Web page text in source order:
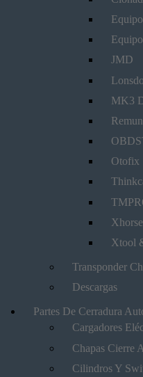
JMD
MK3
Otofix
Xhorse
Xtool
Transponder
Descargas
Partes De Cerradura
Cargadores
Chapas Cierre
Cilindros Y